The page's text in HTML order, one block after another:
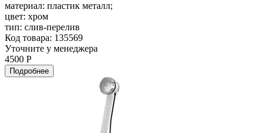
материал: пластик металл;
цвет: хром
тип: слив-перелив
Код товара: 135569
Уточните у менеджера
4500 Р
Подробнее